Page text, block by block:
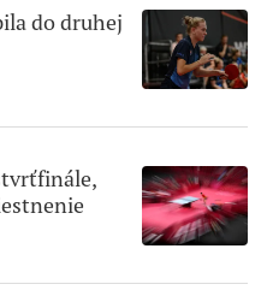
do druhej